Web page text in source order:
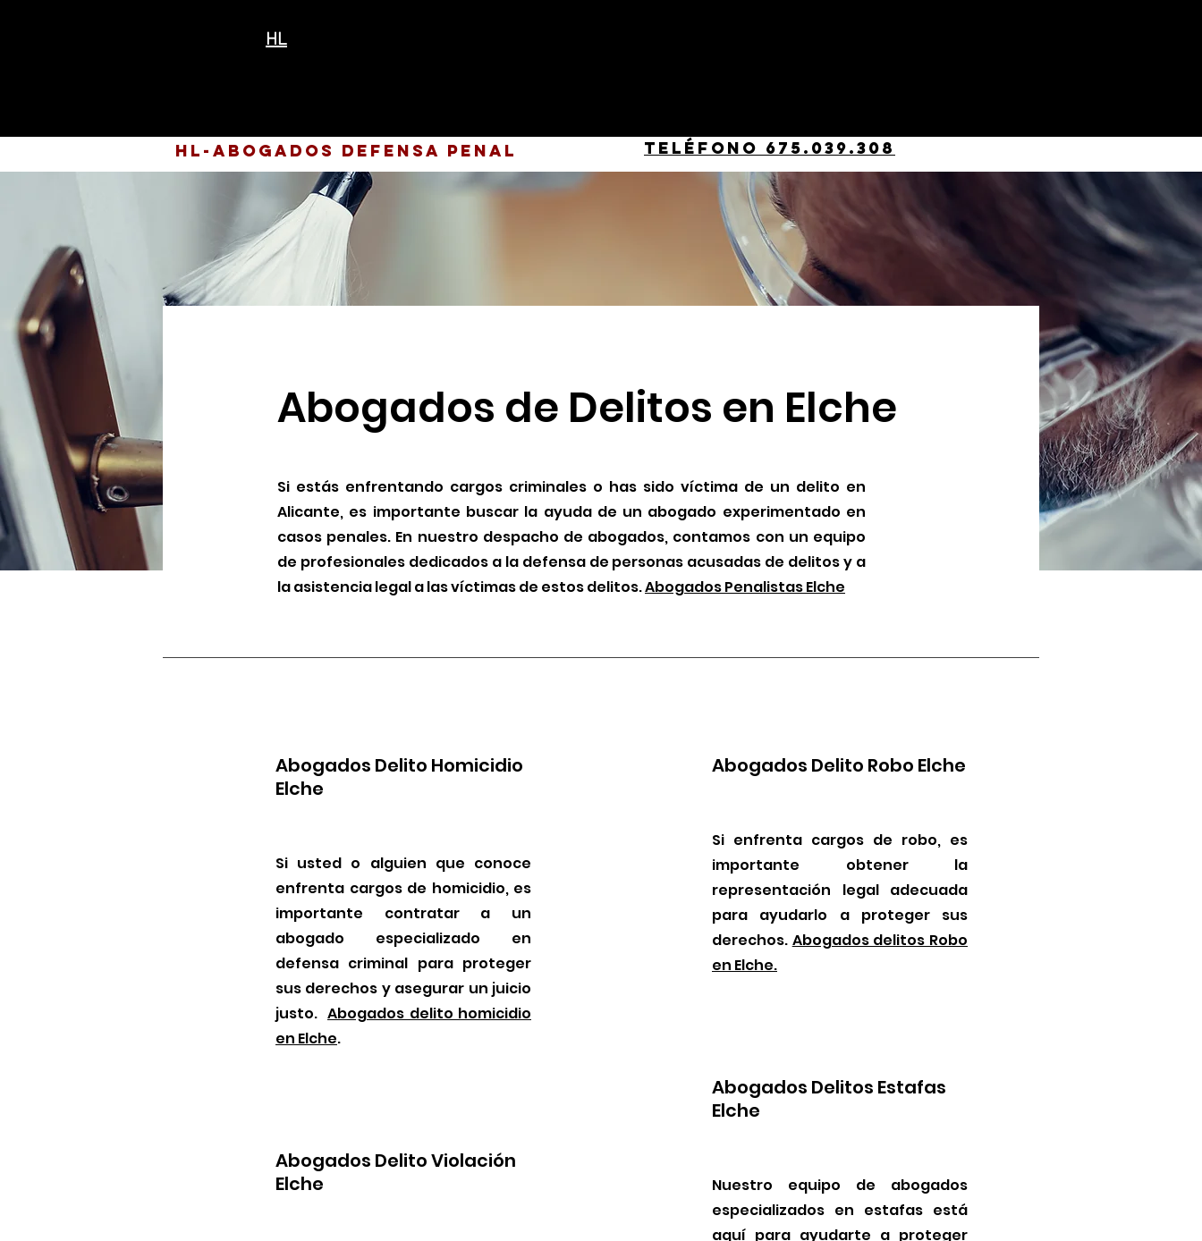
HL
HL-Abogados Defensa Penal Teléfono 675.039.308
Abogados de Delitos en Elche
Si estás enfrentando cargos criminales o has sido víctima de un delito en
Alicante, es importante buscar la ayuda de un abogado experimentado en
casos penales. En nuestro despacho de abogados, contamos con un equipo
de profesionales dedicados a la defensa de personas acusadas de delitos y a
la asistencia legal a las víctimas de estos delitos.Abogados Penalistas Elche
Abogados Delito Homicidio
Elche
Si usted o alguien que conoce
enfrenta cargos de homicidio, es
importante contratar a un
abogado especializado en
defensa criminal para proteger
sus derechos y asegurar un juicio
justo. Abogados delito homicidio
en Elche.
Abogados Delito Violación
Elche
Abogados Delito Robo Elche
Si enfrenta cargos de robo, es
importante obtener la
representación legal adecuada
para ayudarlo a proteger sus
derechos. Abogados delitos Robo
en Elche.
Abogados Delitos Estafas
Elche
Nuestro equipo de abogados
especializados en estafas está
aquí para ayudarte a proteger